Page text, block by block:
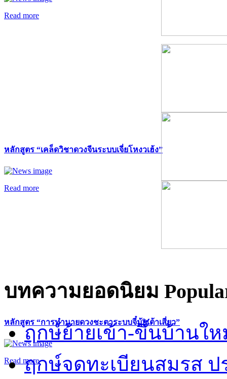
Read more
หลักสูตร “เคล็ดวิชาดวงจีนระบบเจี่ยโหงวเฮ้ง”
Read more
หลักสูตร “การทำนายดวงชะตาระบบจี๋มุ้ยเต้าเสี่ยว”
Read more
บทความยอดนิยม
ฤกษ์ย้ายเข้า-ขึ้นบ้านให
ฤกษ์จดทะเบียนสมรส ป